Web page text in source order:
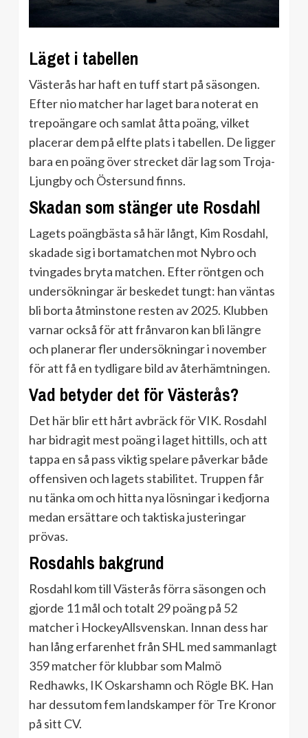
Läget i tabellen
Västerås har haft en tuff start på säsongen.
Efter nio matcher har laget bara noterat en
trepoängare och samlat åtta poäng, vilket
placerar dem på elfte plats i tabellen. De ligger
bara en poäng över strecket där lag som Troja-
Ljungby och Östersund finns.
Skadan som stänger ute Rosdahl
Lagets poängbästa så här långt, Kim Rosdahl,
skadade sig i bortamatchen mot Nybro och
tvingades bryta matchen. Efter röntgen och
undersökningar är beskedet tungt: han väntas
bli borta åtminstone resten av 2025. Klubben
varnar också för att frånvaron kan bli längre
och planerar fler undersökningar i november
för att få en tydligare bild av återhämtningen.
Vad betyder det för Västerås?
Det här blir ett hårt avbräck för VIK. Rosdahl
har bidragit mest poäng i laget hittills, och att
tappa en så pass viktig spelare påverkar både
offensiven och lagets stabilitet. Truppen får
nu tänka om och hitta nya lösningar i kedjorna
medan ersättare och taktiska justeringar
prövas.
Rosdahls bakgrund
Rosdahl kom till Västerås förra säsongen och
gjorde 11 mål och totalt 29 poäng på 52
matcher i HockeyAllsvenskan. Innan dess har
han lång erfarenhet från SHL med sammanlagt
359 matcher för klubbar som Malmö
Redhawks, IK Oskarshamn och Rögle BK. Han
har dessutom fem landskamper för Tre Kronor
på sitt CV.